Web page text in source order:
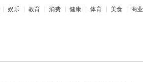
娱乐 教育 消费 健康 体育 美食 商业